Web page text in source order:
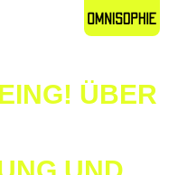
ÜBER